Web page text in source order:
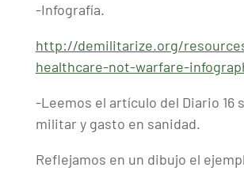
-Infografía.
http://demilitarize.org/
healthcare-not-warfare-
-Leemos el artículo del Diario 16
militar y gasto en sanidad.
Reflejamos en un dibujo el